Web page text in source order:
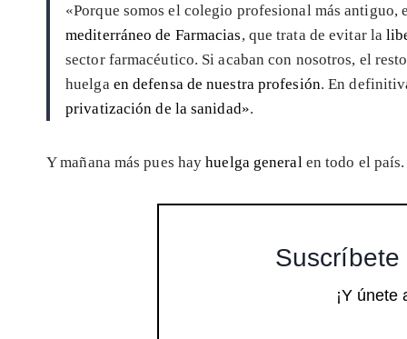
«Porque somos el colegio profesional más
mediterráneo de Farmacias, que trata de evitar la
sector farmacéutico. Si acaban con nosotros, el
huelga en defensa de nuestra profesión. En
privatización de la sanidad».
Y mañana más pues hayhuelga general en todo el país.
Suscríbete
¡Y únete